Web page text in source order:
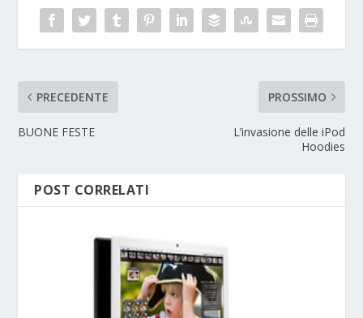
PRECEDENTE
BUONE FESTE
PROSSIMO
L’invasione delle iPod
Hoodies
POST CORRELATI